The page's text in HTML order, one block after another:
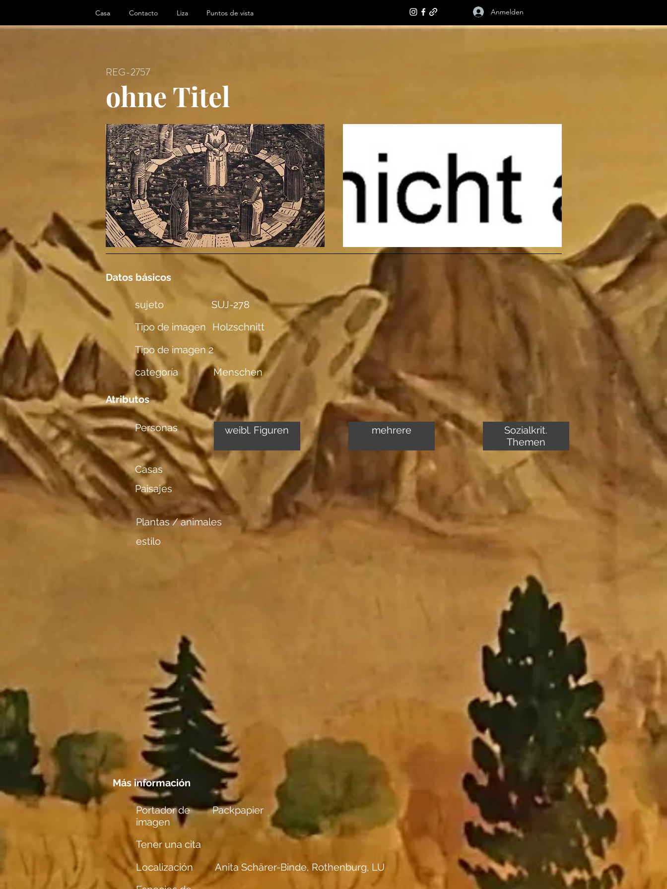
Casa Contacto Liza Puntos de vista Anmelden
REG-2757
ohne Titel
Datos básicos
sujeto
SUJ-278
Tipo de imagen
Holzschnitt
Tipo de imagen 2
categoría
Menschen
Atributos
Personas weibl. Figuren mehrere
Sozialkrit.
Themen
Casas
Paisajes
Plantas / animales
estilo
Más información
Portador de
imagen
Packpapier
Tener una cita
Localización
Anita Schärer-Binde, Rothenburg, LU